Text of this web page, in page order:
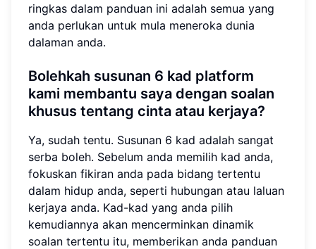
ringkas dalam panduan ini adalah semua yang
anda perlukan untuk mula meneroka dunia
dalaman anda.
Bolehkah susunan 6 kad platform
kami membantu saya dengan soalan
khusus tentang cinta atau kerjaya?
Ya, sudah tentu. Susunan 6 kad adalah sangat
serba boleh. Sebelum anda memilih kad anda,
fokuskan fikiran anda pada bidang tertentu
dalam hidup anda, seperti hubungan atau laluan
kerjaya anda. Kad-kad yang anda pilih
kemudiannya akan mencerminkan dinamik
soalan tertentu itu, memberikan anda panduan